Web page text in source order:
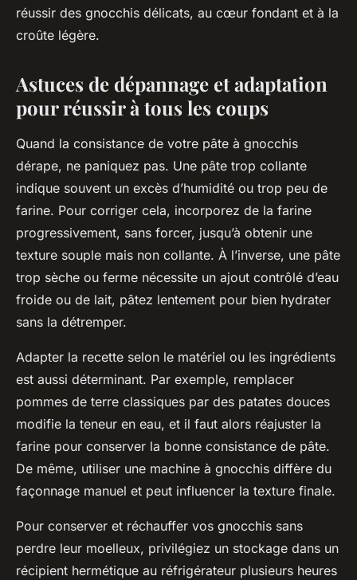
réussir des gnocchis délicats, au cœur fondant et à la
croûte légère.
Astuces de dépannage et adaptation
pour réussir à tous les coups
Quand la consistance de votre pâte à gnocchis
dérape, ne paniquez pas. Une pâte trop collante
indique souvent un excès d’humidité ou trop peu de
farine. Pour corriger cela, incorporez de la farine
progressivement, sans forcer, jusqu’à obtenir une
texture souple mais non collante. À l’inverse, une pâte
trop sèche ou ferme nécessite un ajout contrôlé d’eau
froide ou de lait, pâtez lentement pour bien hydrater
sans la détremper.
Adapter la recette selon le matériel ou les ingrédients
est aussi déterminant. Par exemple, remplacer
pommes de terre classiques par des patates douces
modifie la teneur en eau, et il faut alors réajuster la
farine pour conserver la bonne consistance de pâte.
De même, utiliser une machine à gnocchis diffère du
façonnage manuel et peut influencer la texture finale.
Pour conserver et réchauffer vos gnocchis sans
perdre leur moelleux, privilégiez un stockage dans un
récipient hermétique au réfrigérateur plusieurs heures